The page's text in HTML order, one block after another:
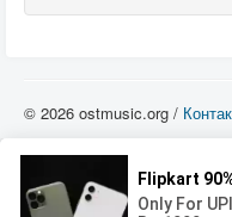
© 2026 ostmusic.org /
можете использовать такие
использование производится с